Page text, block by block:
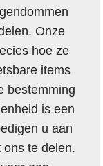
Onze
hoe ze
items
bestemming
is een
u aan
te delen.